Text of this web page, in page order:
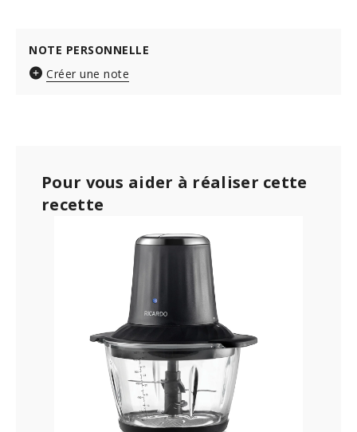
NOTE PERSONNELLE
Créer une note
Pour vous aider à réaliser cette
recette